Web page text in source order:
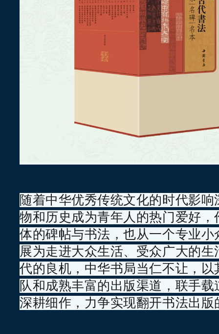
随着中华优秀传统文化的时代影
物和历史成为青年人的热门爱好
体的碑帖与书法，也从一个专业
展为走进大众生活、受众广大的
代的良机，中华书局当仁不让，
队和成熟丰富的出版渠道，联手
深耕细作，力争实现翻开书法出版